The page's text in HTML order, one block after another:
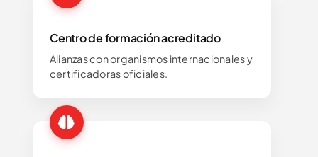
Centro de formación acreditado
Alianzas con organismos internacionales y
certificadoras oficiales.